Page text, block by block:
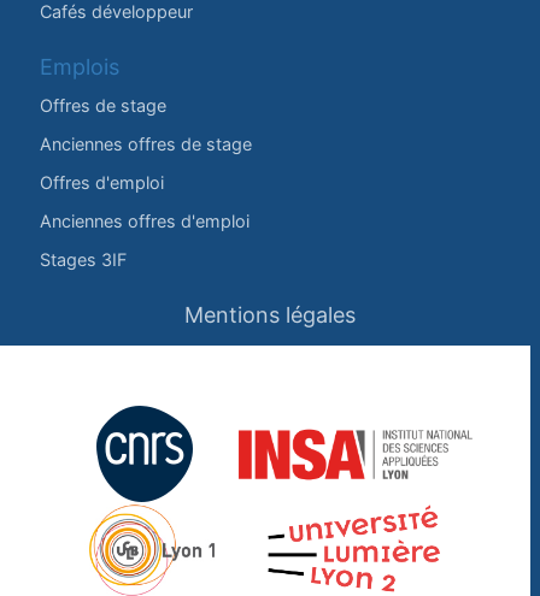
Cafés développeur
Emplois
Offres de stage
Anciennes offres de stage
Offres d'emploi
Anciennes offres d'emploi
Stages 3IF
Mentions légales